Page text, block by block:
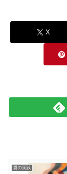
X
愛の実践